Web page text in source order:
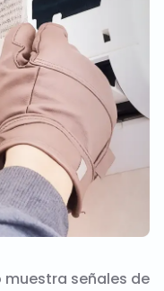
señales de